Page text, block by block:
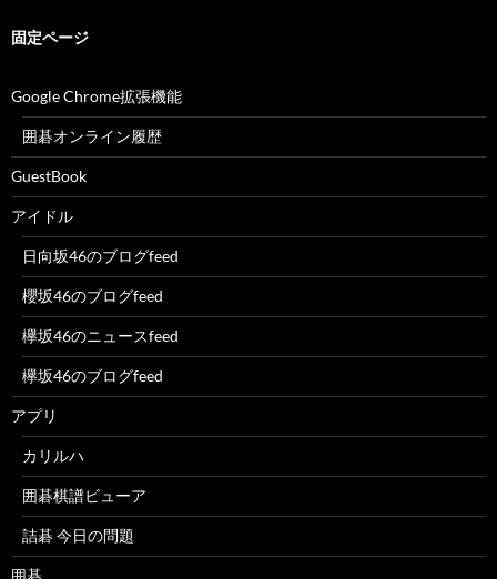
固定ページ
Google Chrome拡張機能
囲碁オンライン履歴
GuestBook
アイドル
日向坂46のブログfeed
櫻坂46のブログfeed
欅坂46のニュースfeed
欅坂46のブログfeed
アプリ
カリルハ
囲碁棋譜ビューア
詰碁 今日の問題
囲碁